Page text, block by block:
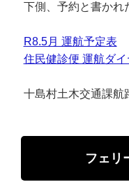
下側、予約と書かれ
R8.5月 運航予定表
住民健診便 運航ダイ
十島村土木交通課航
フェリ